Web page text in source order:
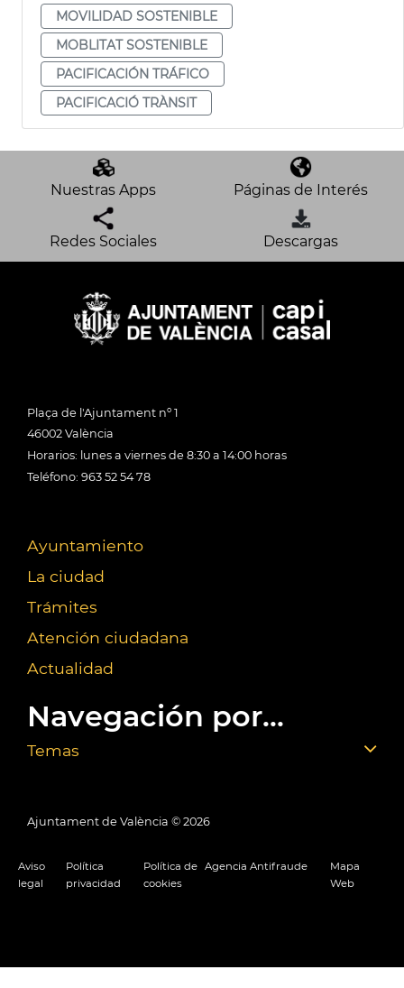
MOVILIDAD SOSTENIBLE
MOBLITAT SOSTENIBLE
PACIFICACIÓN TRÁFICO
PACIFICACIÓ TRÀNSIT
Nuestras Apps Páginas de Interés
Redes Sociales Descargas
Plaça de l'Ajuntament nº 1
46002 València
Horarios: lunes a viernes de 8:30 a 14:00 horas
Teléfono: 963 52 54 78
Ayuntamiento
La ciudad
Trámites
Atención ciudadana
Actualidad
Navegación por...
Temas
Ajuntament de València © 2026
Aviso
legal
Política
privacidad
Política de
cookies
Agencia Antifraude
Mapa
Web